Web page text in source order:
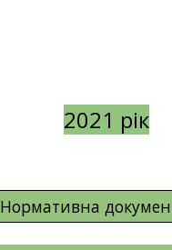
2021 рік
Нормативна